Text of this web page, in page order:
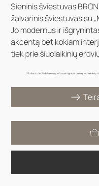
Sieninis šviestuvas
žalvarinis šviestuvas su
Jo modernus ir
akcentą bet kokiam
tiek prie šiuolaikinių
Norite sužinoti detalesnę informaciją apie prekę, ar prekės